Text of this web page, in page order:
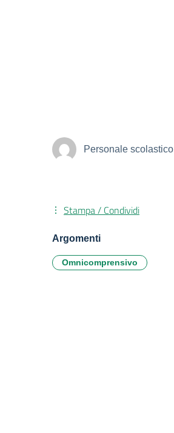
Personale scolastico
Stampa / Condividi
Argomenti
Omnicomprensivo